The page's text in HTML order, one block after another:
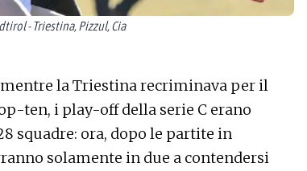
- Triestina, Pizzul, Cia
mentre la Triestina recriminava per il
ten, i play-off della serie C erano
squadre: ora, dopo le partite in
solamente in due a contendersi